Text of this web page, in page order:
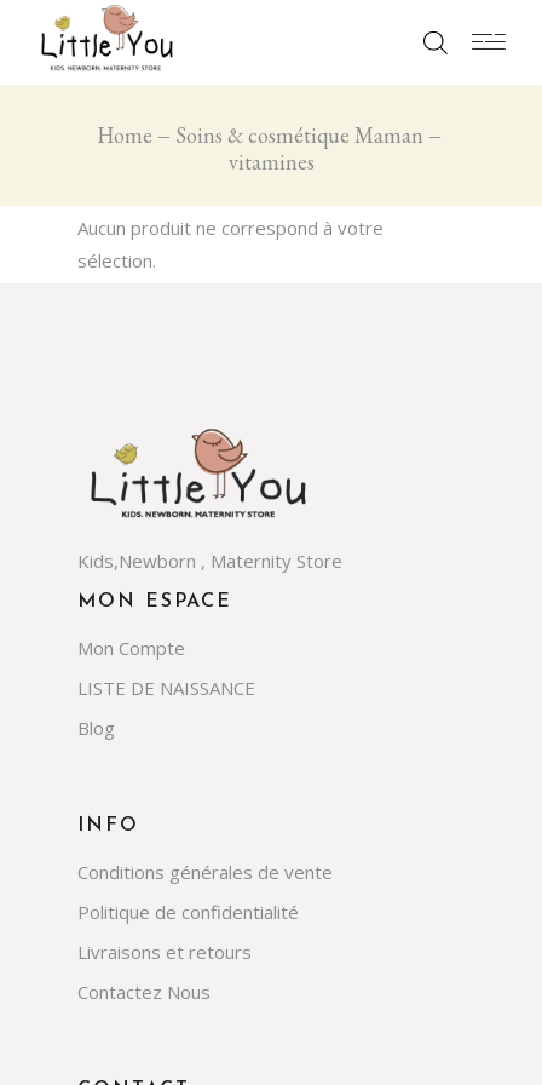
Home
Soins & cosmétique Maman
vitamines
Aucun produit ne correspond à votre
sélection.
INFO
Conditions générales de vente
Politique de confidentialité
Livraisons et retours
Contactez Nous
MON ESPACE
Mon Compte
LISTE DE NAISSANCE
Blog
Kids,Newborn , Maternity Store